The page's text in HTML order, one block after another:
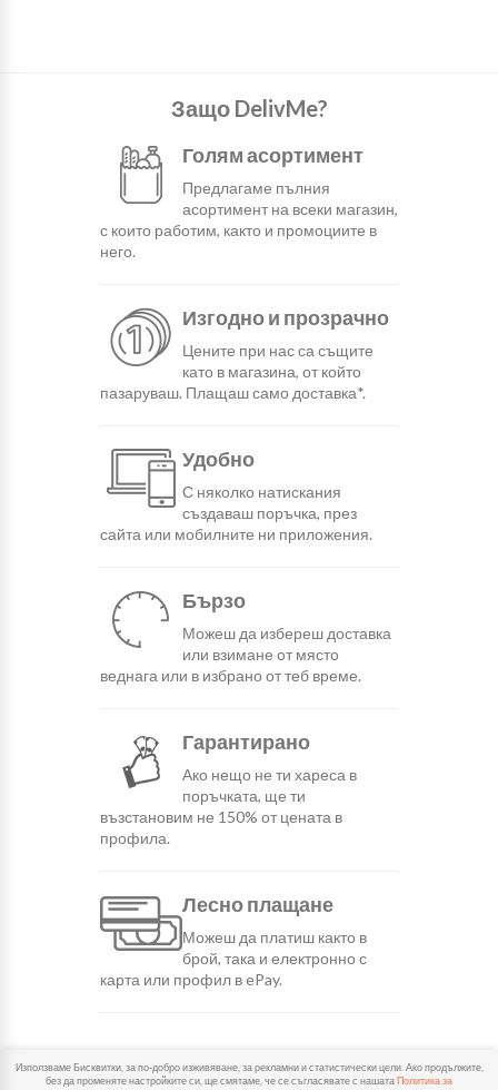
Защо DelivMe?
Голям асортимент
Предлагаме пълния
асортимент на всеки магазин,
с които работим, както и промоциите в
него.
Изгодно и прозрачно
Цените при нас са същите
като в магазина, от който
пазаруваш. Плащаш само доставка*.
Удобно
С няколко натискания
създаваш поръчка, през
сайта или мобилните ни приложения.
Бързо
Можеш да избереш доставка
или взимане от място
веднага или в избрано от теб време.
Гарантирано
Ако нещо не ти хареса в
поръчката, ще ти
възстановим не 150% от цената в
профила.
Лесно плащане
Можеш да платиш както в
брой, така и електронно с
карта или профил в ePay.
Често задавани въпроси
Използваме Бисквитки, за по-добро изживяване, за рекламни и статистически цели. Ако продължите,
без да променяте настройките си, ще смятаме, че се съгласявате с нашатаПолитика за